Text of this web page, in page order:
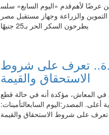
قدم «اليوم السابع» سلس‎لة من الأخبار التى تهم الجمهور، خاصة الملفات الحيوية والخدمية، وتتضمن عرضًا لأهم
كالتالى: المصدر:اليوم السابعأخبار × 24 ساعة.. التموين والزراعة وجهاز مستقبل مصر
يطرحون السكر الحر بـ25 جنيهًا
تعرف على شروط
الاستحقاق والقيمة
في المعاش، مؤكدة أنه في حالة قطع
المصدر:اليوم السابعالتأمينات:
على شروط الاستحقاق والقيمة